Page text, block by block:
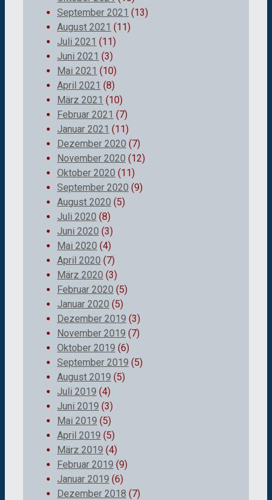
September 2021 (13)
August 2021 (11)
Juli 2021 (11)
Juni 2021 (3)
Mai 2021 (10)
April 2021 (8)
März 2021 (10)
Februar 2021 (7)
Januar 2021 (11)
Dezember 2020 (7)
November 2020 (12)
Oktober 2020 (11)
September 2020 (9)
August 2020 (5)
Juli 2020 (8)
Juni 2020 (3)
Mai 2020 (4)
April 2020 (7)
März 2020 (3)
Februar 2020 (5)
Januar 2020 (5)
Dezember 2019 (3)
November 2019 (7)
Oktober 2019 (6)
September 2019 (5)
August 2019 (5)
Juli 2019 (4)
Juni 2019 (3)
Mai 2019 (5)
April 2019 (5)
März 2019 (4)
Februar 2019 (9)
Januar 2019 (6)
Dezember 2018 (7)